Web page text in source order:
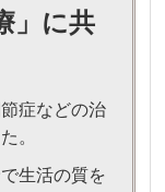
」に共
症などの治
。
生活の質を